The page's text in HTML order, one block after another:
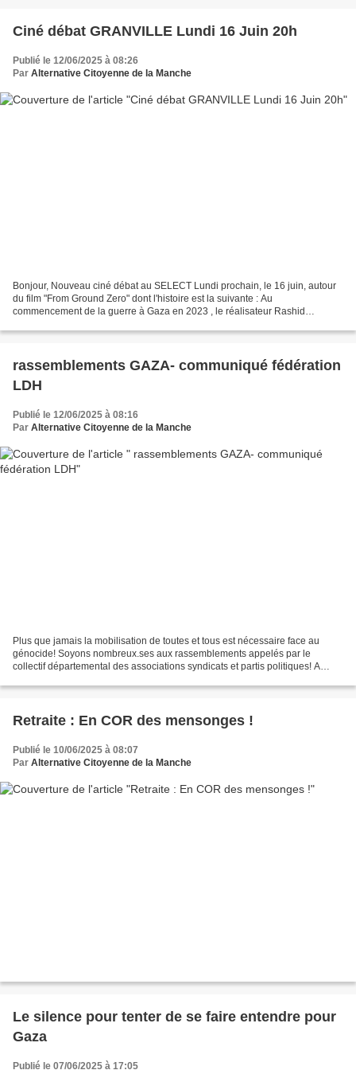
Ciné débat GRANVILLE Lundi 16 Juin 20h
Publié le 12/06/2025 à 08:26
Par Alternative Citoyenne de la Manche
Bonjour, Nouveau ciné débat au SELECT Lundi prochain, le 16 juin, autour
du film "From Ground Zero" dont l'histoire est la suivante : Au
commencement de la guerre à Gaza en 2023 , le réalisateur Rashid
rassemblements GAZA- communiqué fédération
LDH
Publié le 12/06/2025 à 08:16
Par Alternative Citoyenne de la Manche
Plus que jamais la mobilisation de toutes et tous est nécessaire face au
génocide! Soyons nombreux.ses aux rassemblements appelés par le
collectif départemental des associations syndicats et partis politiques! A
Retraite : En COR des mensonges !
Publié le 10/06/2025 à 08:07
Par Alternative Citoyenne de la Manche
Le silence pour tenter de se faire entendre pour
Gaza
Publié le 07/06/2025 à 17:05